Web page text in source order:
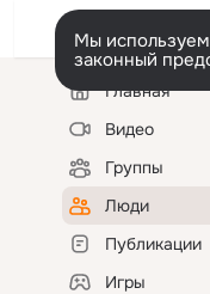
Мы
законный
Левая
колонкаГлавная
Видео
Группы
Люди
Публикации
Игры